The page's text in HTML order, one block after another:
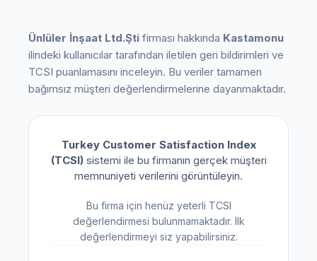
Ünlüler İnşaat Ltd.Şti firması hakkında Kastamonu
ilindeki kullanıcılar tarafından iletilen geri bildirimleri ve
TCSI puanlamasını inceleyin. Bu veriler tamamen
bağımsız müşteri değerlendirmelerine dayanmaktadır.
Turkey Customer Satisfaction Index
(TCSI)sistemi ile bu firmanın gerçek müşteri
memnuniyeti verilerini görüntüleyin.
Bu firma için henüz yeterli TCSI
değerlendirmesi bulunmamaktadır. İlk
değerlendirmeyi siz yapabilirsiniz.